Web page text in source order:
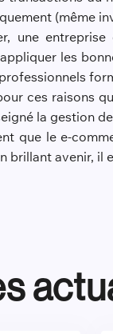
(même
une
les
ces raisons
la gestion
que le e-
brillant avenir, il